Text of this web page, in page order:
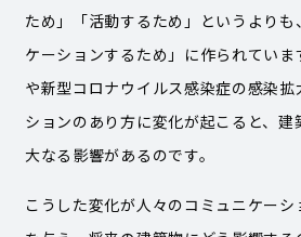
ため」「活動するため」というより
ケーションするため」に作られてい
や新型コロナウイルス感染症の感染
ションのあり方に変化が起こると、
大なる影響があるのです。
こうした変化が人々のコミュニケー